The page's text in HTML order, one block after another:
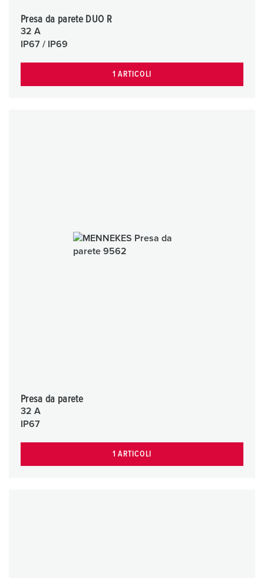
Presa da parete DUO R
32 A
IP67 / IP69
1 ARTICOLI
Presa da parete
32 A
IP67
1 ARTICOLI